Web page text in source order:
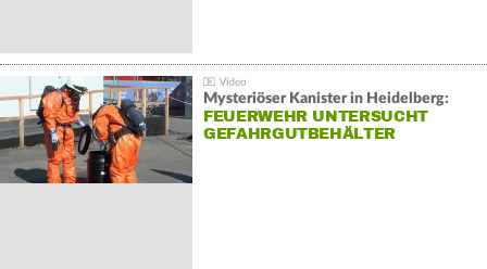
Mysteriöser Kanister in Heidelberg:
FEUERWEHR UNTERSUCHT
GEFAHRGUTBEHÄLTER